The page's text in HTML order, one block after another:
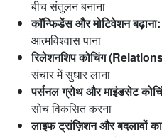
बीच संतुलन बनाना
कॉन्फिडेंस और मोटिवेशन बढ़ाना:
आत्मविश्वास पाना
रिलेशनशिप कोचिंग
संचार में सुधार लाना
पर्सनल ग्रोथ और माइंडसेट
सोच विकसित करना
लाइफ ट्रांज़िशन और बदलावों